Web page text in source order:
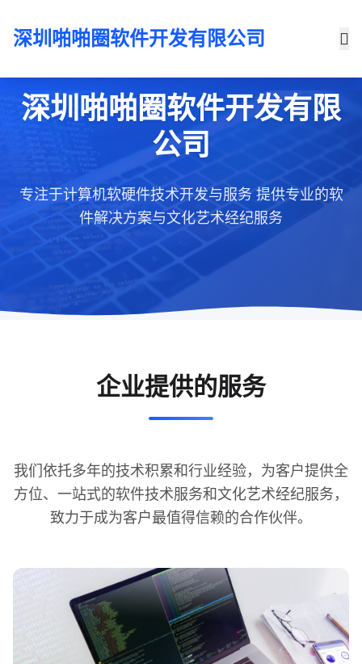
深圳啪啪圈软件开发有限公司
深圳啪啪圈软件开发有限
公司
专注于计算机软硬件技术开发与服务 提供专业的软
件解决方案与文化艺术经纪服务
企业提供的服务
我们依托多年的技术积累和行业经验，为客户提供全
方位、一站式的软件技术服务和文化艺术经纪服务，
致力于成为客户最值得信赖的合作伙伴。